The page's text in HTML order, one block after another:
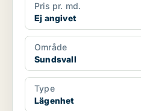
Pris pr. md.
Ej angivet
Område
Sundsvall
Type
Lägenhet